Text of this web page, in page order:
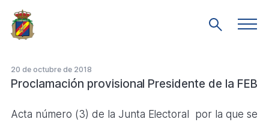
Saltar
al
contenido
Mostrar
20 de octubre de 2018
Proclamación provisional Presidente de la FEB
Acta número (3) de la Junta Electoral por la que se